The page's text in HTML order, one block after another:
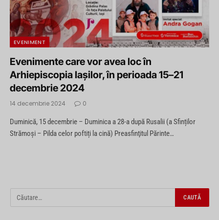
EVENIMENT
Evenimente care vor avea loc în
Arhiepiscopia Iaşilor, în perioada 15–21
decembrie 2024
14 decembrie 2024 0
Duminică, 15 decembrie – Duminica a 28-a după Rusalii (a Sfinților
Strămoși – Pilda celor poftiți la cină) Preasfinţitul Părinte…